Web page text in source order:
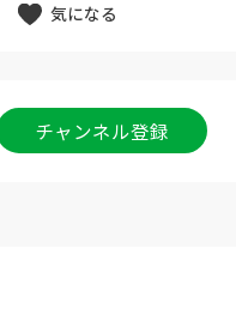
https://goody-t
miaou.s
Cats
気になる
チャンネル登録